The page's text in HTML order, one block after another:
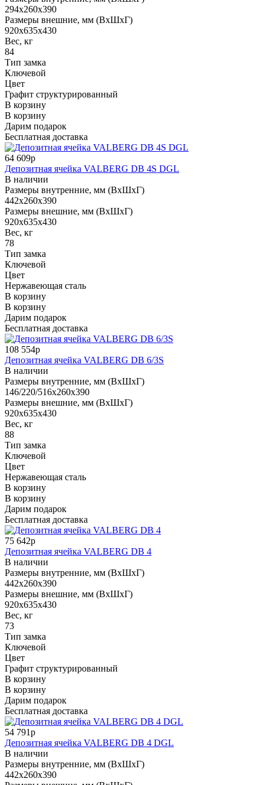
294x260x390
Размеры внешние, мм (ВхШхГ)
920x635x430
Вес, кг
84
Тип замка
Ключевой
Цвет
Графит структурированный
В корзину
В корзину
Дарим подарок
Бесплатная доставка
64 609р
Депозитная ячейка VALBERG DB 4S DGL
В наличии
Размеры внутренние, мм (ВхШхГ)
442x260x390
Размеры внешние, мм (ВхШхГ)
920x635x430
Вес, кг
78
Тип замка
Ключевой
Цвет
Нержавеющая сталь
В корзину
В корзину
Дарим подарок
Бесплатная доставка
108 554р
Депозитная ячейка VALBERG DB 6/3S
В наличии
Размеры внутренние, мм (ВхШхГ)
146/220/516x260x390
Размеры внешние, мм (ВхШхГ)
920x635x430
Вес, кг
88
Тип замка
Ключевой
Цвет
Нержавеющая сталь
В корзину
В корзину
Дарим подарок
Бесплатная доставка
75 642р
Депозитная ячейка VALBERG DB 4
В наличии
Размеры внутренние, мм (ВхШхГ)
442x260x390
Размеры внешние, мм (ВхШхГ)
920x635x430
Вес, кг
73
Тип замка
Ключевой
Цвет
Графит структурированный
В корзину
В корзину
Дарим подарок
Бесплатная доставка
54 791р
Депозитная ячейка VALBERG DB 4 DGL
В наличии
Размеры внутренние, мм (ВхШхГ)
442x260x390